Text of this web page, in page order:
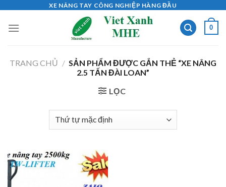
content
XE NÂNG TAY CÔNG NGHIỆP HÀNG ĐẦU
0
TRANG CHỦ / SẢN PHẨM ĐƯỢC GẮN THẺ “XE NÂNG
2.5 TẤN ĐÀI LOAN”
LỌC